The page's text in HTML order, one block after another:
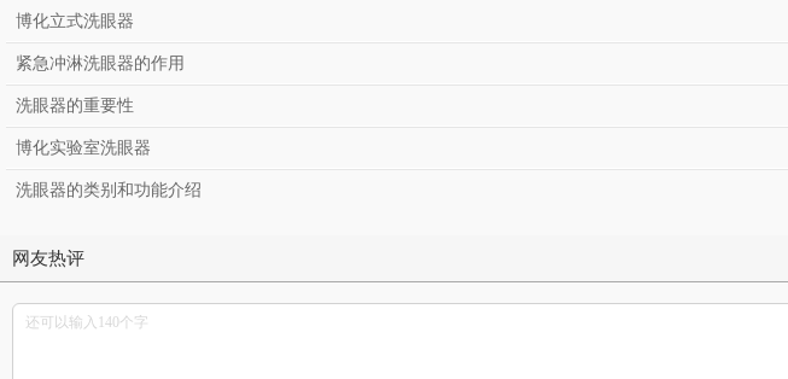
博化立式洗眼器
紧急冲淋洗眼器的作用
洗眼器的重要性
博化实验室洗眼器
洗眼器的类别和功能介绍
网友热评